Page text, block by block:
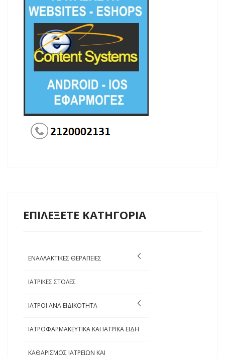
ΕΠΙΛΕΞΕΤΕ ΚΑΤΗΓΟΡΙΑ
ΕΝΑΛΛΑΚΤΙΚΕΣ ΘΕΡΑΠΕΙΕΣ
ΙΑΤΡΙΚΕΣ ΣΤΟΛΕΣ
ΙΑΤΡΟΙ ΑΝΑ ΕΙΔΙΚΟΤΗΤΑ
ΙΑΤΡΟΦΑΡΜΑΚΕΥΤΙΚΑ ΚΑΙ ΙΑΤΡΙΚΑ ΕΙΔΗ
ΚΑΘΑΡΙΣΜΟΣ ΙΑΤΡΕΙΩΝ ΚΑΙ